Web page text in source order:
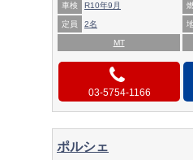
車検 R10年9月
定員 2名
MT
03-5754-1166
ポルシェ